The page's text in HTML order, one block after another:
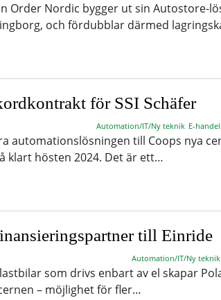
Order Nordic bygger ut sin Autostore-
och fördubblar därmed
för SSI Schäfer
Automation/IT/Ny teknik E-handel
automationslösningen till Coops nya
klart hösten 2024. Det är ett…
till Einride
Automation/IT/Ny teknik
som drivs enbart av el skapar
– möjlighet för fler…